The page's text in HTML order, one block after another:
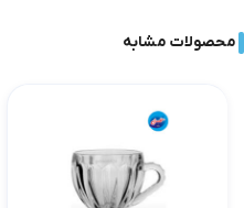
محصولات مشابه